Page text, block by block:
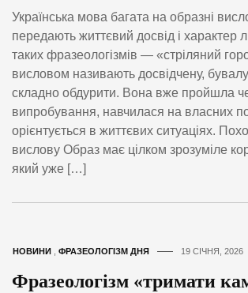
Українська мова багата на образні
передають життєвий досвід і характер
таких фразеологізмів — «стріляний
висловом називають досвідчену,
складно обдурити. Вона вже пройшла
випробування, навчилася на власних
орієнтується в життєвих ситуаціях.
вислову Образ має цілком зрозуміле
який уже […]
НОВИНИ , ФРАЗЕОЛОГІЗМ ДНЯ 19 СІЧНЯ, 2026
Фразеологізм «тримати